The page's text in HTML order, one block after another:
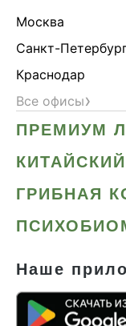
Москва
Санкт-
Краснодар
Все офисы›
ПРЕМИУМ
ГРИБНАЯ
Наше